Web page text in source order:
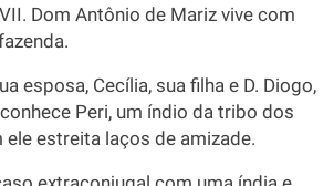
Dom Antônio de Mariz vive com
esposa, Cecília, sua filha e D. Diogo,
Peri, um índio da tribo dos
ele estreita laços de amizade.